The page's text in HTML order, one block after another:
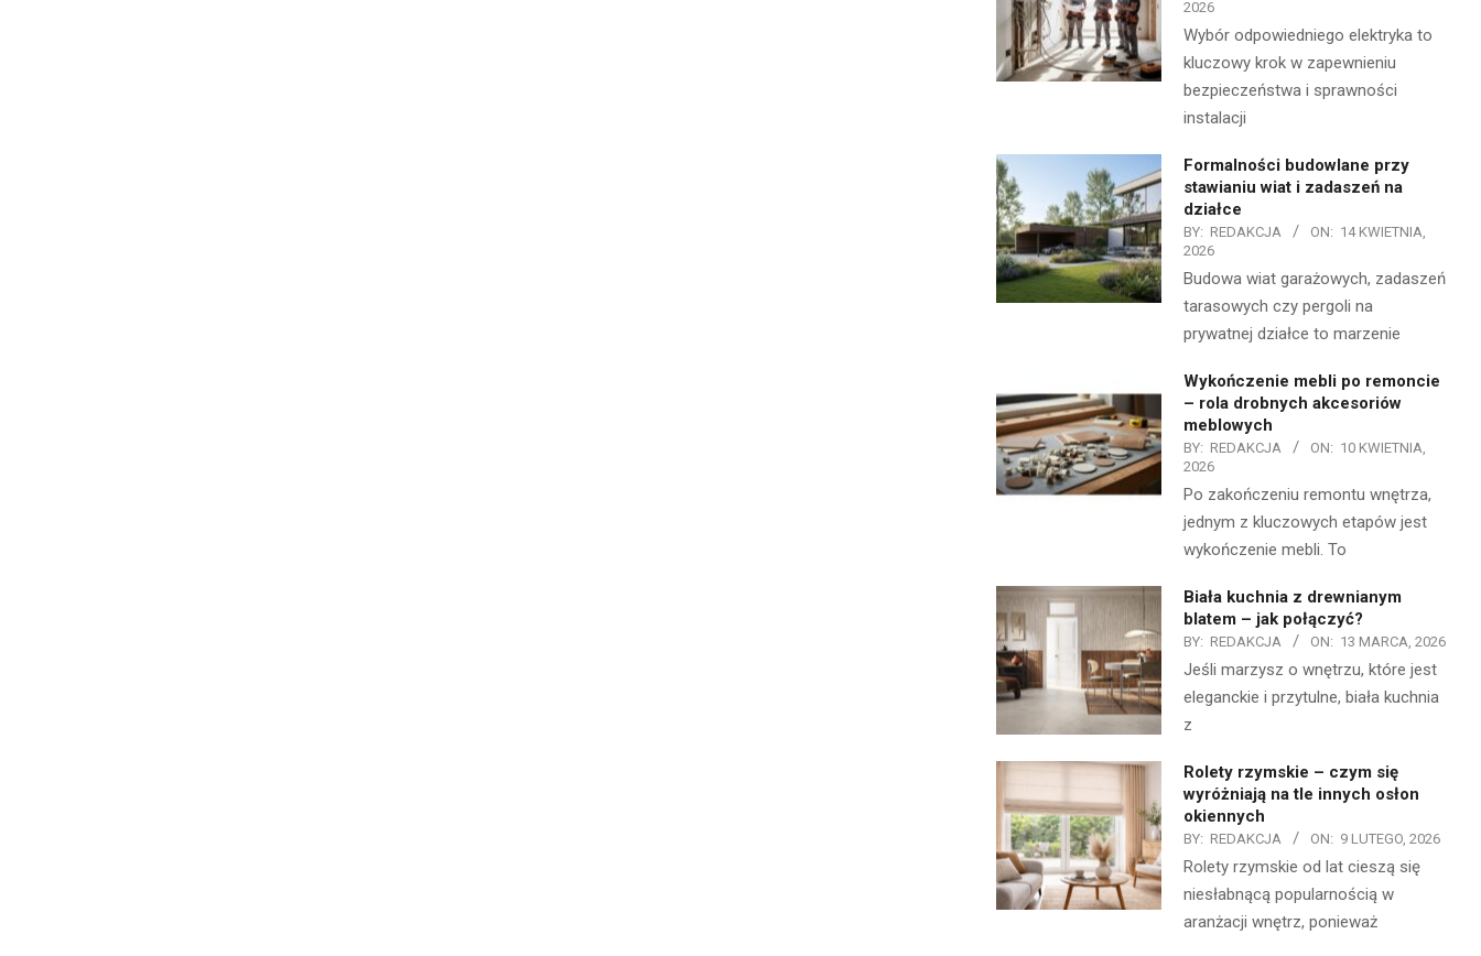
2026
Wybór odpowiedniego elektryka to
kluczowy krok w zapewnieniu
bezpieczeństwa i sprawności
instalacji
Formalności budowlane przy
stawianiu wiat i zadaszeń na
działce
BY: REDAKCJA ON: 14 KWIETNIA,
2026
Budowa wiat garażowych, zadaszeń
tarasowych czy pergoli na
prywatnej działce to marzenie
Wykończenie mebli po remoncie
– rola drobnych akcesoriów
meblowych
BY: REDAKCJA ON: 10 KWIETNIA,
2026
Po zakończeniu remontu wnętrza,
jednym z kluczowych etapów jest
wykończenie mebli. To
Biała kuchnia z drewnianym
blatem – jak połączyć?
BY: REDAKCJA ON: 13 MARCA, 2026
Jeśli marzysz o wnętrzu, które jest
eleganckie i przytulne, biała kuchnia
z
Rolety rzymskie – czym się
wyróżniają na tle innych osłon
okiennych
BY: REDAKCJA ON: 9 LUTEGO, 2026
Rolety rzymskie od lat cieszą się
niesłabnącą popularnością w
aranżacji wnętrz, ponieważ